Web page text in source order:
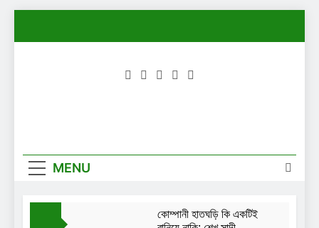
MENU
কোম্পানী হাতঘড়ি কি একটিই